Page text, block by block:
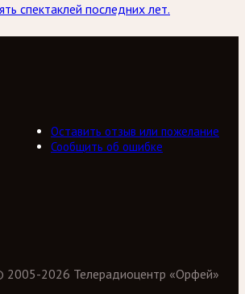
спектаклей последних лет.
Оставить отзыв или пожелание
Сообщить об ошибке
2005-2026 Телерадиоцентр «Орфей»